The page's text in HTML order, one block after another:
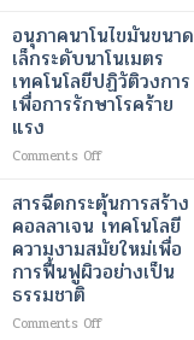
ขึ้น
ปรับ
รูป
ร่าง
และ
ลด
ต้อง
ผ่าตัด
บำบัด
ด้วย
เซลล์
ต้น
กำเนิด
เนื้อเยื่อ
เสีย
หาย
ให้
กลับ
มา
ได้
อนุภาคนาโนไขมันขนาด
เล็กระดับนาโนเมตร
เทคโนโลยีปฏิวัติวงการ
เพื่อการรักษาโรคร้าย
แรง
Comments Offon
นาโน
ไข
มัน
ขนาด
เล็ก
นาโน
สารฉีดกระตุ้นการสร้าง
คอลลาเจน เทคโนโลยี
ความงามสมัยใหม่เพื่อ
การฟื้นฟูผิวอย่างเป็น
ธรรมชาติ
Comments Offon